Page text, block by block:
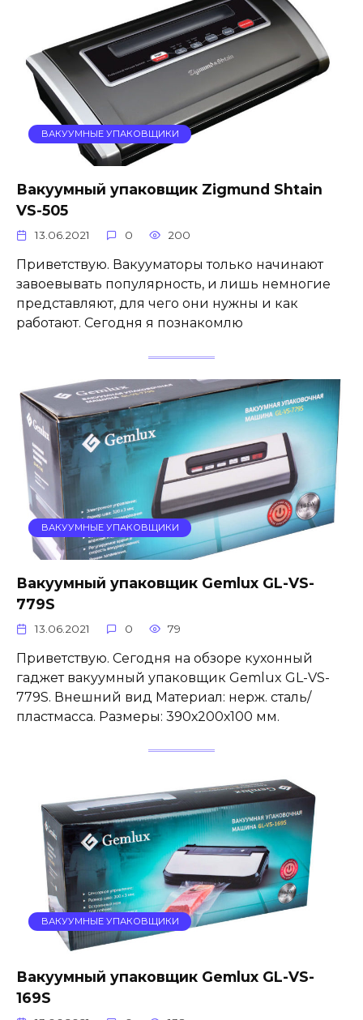
ВАКУУМНЫЕ УПАКОВЩИКИ
Вакуумный упаковщик Zigmund Shtain
VS-505
13.06.2021 0 200
Приветствую. Вакууматоры только начинают
завоевывать популярность, и лишь немногие
представляют, для чего они нужны и как
работают. Сегодня я познакомлю
ВАКУУМНЫЕ УПАКОВЩИКИ
Вакуумный упаковщик Gemlux GL-VS-
779S
13.06.2021 0 79
Приветствую. Сегодня на обзоре кухонный
гаджет вакуумный упаковщик Gemlux GL-VS-
779S. Внешний вид Материал: нерж. сталь/
пластмасса. Размеры: 390х200х100 мм.
ВАКУУМНЫЕ УПАКОВЩИКИ
Вакуумный упаковщик Gemlux GL-VS-
169S